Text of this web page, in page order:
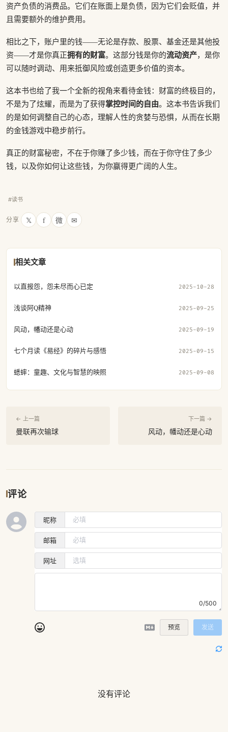
资产负债的消费品。它们在账面上是负债，因为它们会贬值，并
且需要额外的维护费用。
相比之下，账户里的钱——无论是存款、股票、基金还是其他投
资——才是你真正拥有的财富。这部分钱是你的流动资产，是你
可以随时调动、用来抵御风险或创造更多价值的资本。
这本书也给了我一个全新的视角来看待金钱：财富的终极目的，
不是为了炫耀，而是为了获得掌控时间的自由。这本书告诉我们
的是如何调整自己的心态，理解人性的贪婪与恐惧，从而在长期
的金钱游戏中稳步前行。
真正的财富秘密，不在于你赚了多少钱，而在于你守住了多少
钱，以及你如何让这些钱，为你赢得更广阔的人生。
#读书
分享 𝕏 f 微 ✉
相关文章
以直报怨，怨未尽而心已定 2025-10-28
浅谈阿Q精神 2025-09-25
风动，幡动还是心动 2025-09-19
七个月读《易经》的碎片与感悟 2025-09-15
蟋蟀：童趣、文化与智慧的映照 2025-09-08
← 上一篇
曼联再次输球
下一篇 →
风动，幡动还是心动
评论
昵称
邮箱
网址
0/500
预览 发送
没有评论